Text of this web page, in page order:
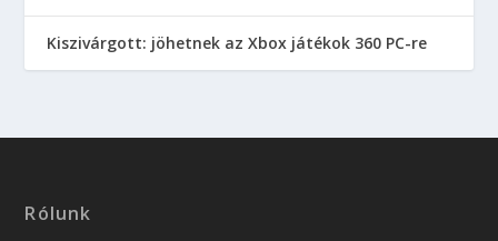
Kiszivárgott: jöhetnek az Xbox játékok 360 PC-re
Rólunk